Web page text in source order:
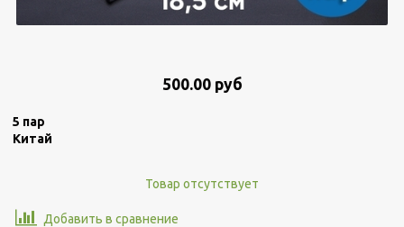
500.00 руб
5 пар
Китай
Товар отсутствует
Добавить в сравнение